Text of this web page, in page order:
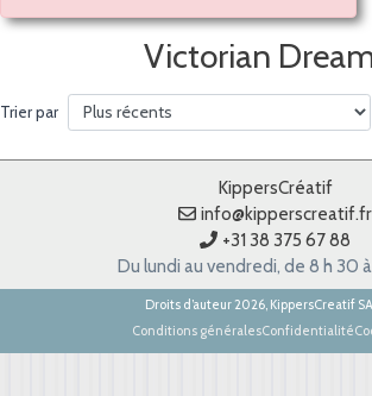
Victorian
Trier par
KippersCréatif
info@kipperscreatif.fr
+31 38 375 67 88
Du lundi au vendredi, de 8 h 30
Droits d’auteur 2026, KippersCreatif
Conditions généralesConfidentialité